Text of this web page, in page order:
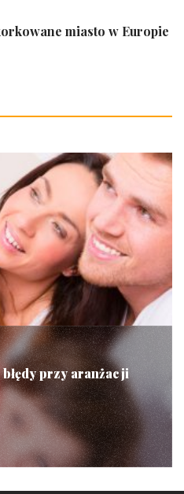
miasto w Europie
przy aranżacji